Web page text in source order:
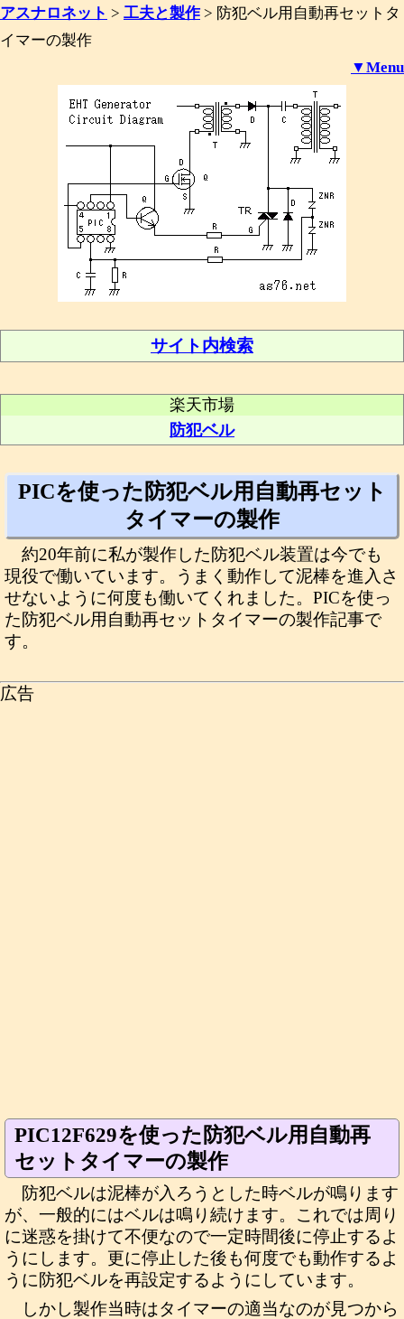
アスナロネット > 工夫と製作> 防犯ベル用自動再セットタ
イマーの製作
▼Menu
サイト内検索
楽天市場
防犯ベル
PICを使った防犯ベル用自動再セット
タイマーの製作
約20年前に私が製作した防犯ベル装置は今でも
現役で働いています。うまく動作して泥棒を進入さ
せないように何度も働いてくれました。PICを使っ
た防犯ベル用自動再セットタイマーの製作記事で
す。
広告
PIC12F629を使った防犯ベル用自動再
セットタイマーの製作
防犯ベルは泥棒が入ろうとした時ベルが鳴ります
が、一般的にはベルは鳴り続けます。これでは周り
に迷惑を掛けて不便なので一定時間後に停止するよ
うにします。更に停止した後も何度でも動作するよ
うに防犯ベルを再設定するようにしています。
しかし製作当時はタイマーの適当なのが見つから